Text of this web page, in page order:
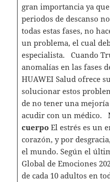
gran importancia ya
periodos de descanso
todas estas fases, no
un problema, el cual
especialista. Cuando
anomalías en las fases
HUAWEI Salud ofrece
solucionar estos
de no tener una
acudir con un médico.
cuerpo El estrés es un
corazón, y por
el mundo. Según el
Global de Emociones
de cada 10 adultos en